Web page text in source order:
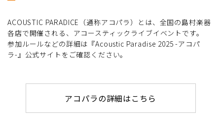
ACOUSTIC PARADICE（通称アコパラ）とは、全国の島村楽器
各店で開催される、アコースティックライブイベントです。
参加ルールなどの詳細は『Acoustic Paradise 2025 -アコパ
ラ-』公式サイトをご確認ください。
アコパラの詳細はこちら